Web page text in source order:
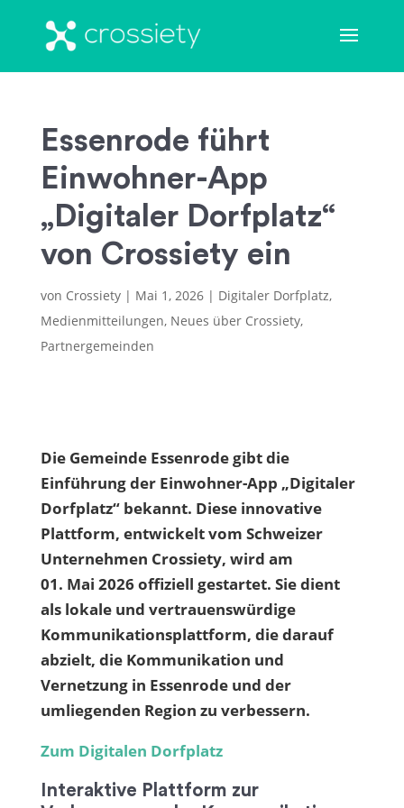
Essenrode führt
Einwohner-App
„Digitaler Dorfplatz“
von Crossiety ein
von Crossiety| Mai 1, 2026| Digitaler Dorfplatz,
Medienmitteilungen, Neues über Crossiety,
Partnergemeinden
Die Gemeinde Essenrode gibt die
Einführung der Einwohner-App „Digitaler
Dorfplatz“ bekannt. Diese innovative
Plattform, entwickelt vom Schweizer
Unternehmen Crossiety, wird am
01. Mai 2026 offiziell gestartet. Sie dient
als lokale und vertrauenswürdige
Kommunikationsplattform, die darauf
abzielt, die Kommunikation und
Vernetzung in Essenrodeund der
umliegenden Region zu verbessern.
Zum Digitalen Dorfplatz
Interaktive Plattform zur